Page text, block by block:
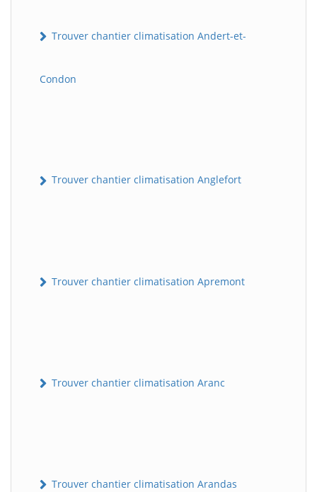
Trouver chantier climatisation Andert-et-
Condon
Trouver chantier climatisation Anglefort
Trouver chantier climatisation Apremont
Trouver chantier climatisation Aranc
Trouver chantier climatisation Arandas